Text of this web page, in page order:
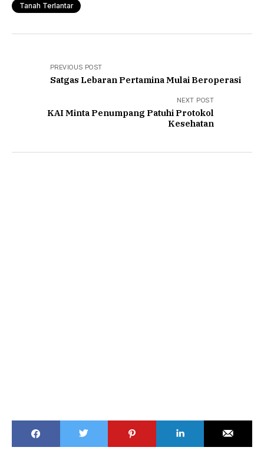
Tanah Terlantar
PREVIOUS POST
Satgas Lebaran Pertamina Mulai Beroperasi
NEXT POST
KAI Minta Penumpang Patuhi Protokol
Kesehatan